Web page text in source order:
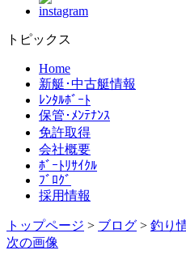
トピックス
Home
新艇･中古艇情報
ﾚﾝﾀﾙﾎﾞｰﾄ
保管･ﾒﾝﾃﾅﾝｽ
免許取得
会社概要
ﾎﾞｰﾄﾘｻｲｸﾙ
ﾌﾞﾛｸﾞ
採用情報
トップページ > ブログ > 釣り
次の画像